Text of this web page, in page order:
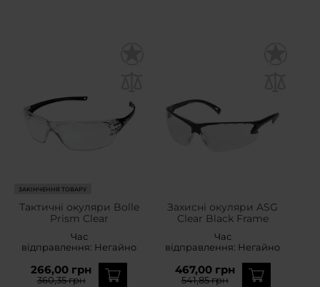
ЗАКІНЧЕННЯ ТОВАРУ
Тактичні окуляри Bolle
Prism Clear
Час
відправлення: Негайно
266,00 грн
360,35 грн
Захисні окуляри ASG
Clear Black Frame
Час
відправлення: Негайно
467,00 грн
541,85 грн